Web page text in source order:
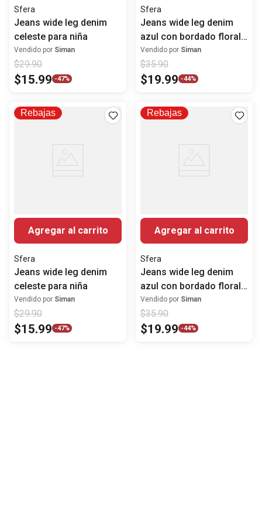
Sfera
Jeans wide leg denim
celeste para niña
Vendido por Siman
$29.90
$15.99 -47%
Sfera
Jeans wide leg denim
azul con bordado floral
para niña
Vendido por Siman
$35.90
$19.99 -44%
Rebajas
Agregar al carrito
Sfera
Jeans wide leg denim
celeste para niña
Vendido por Siman
$29.90
$15.99 -47%
Rebajas
Agregar al carrito
Sfera
Jeans wide leg denim
azul con bordado floral
para niña
Vendido por Siman
$35.90
$19.99 -44%